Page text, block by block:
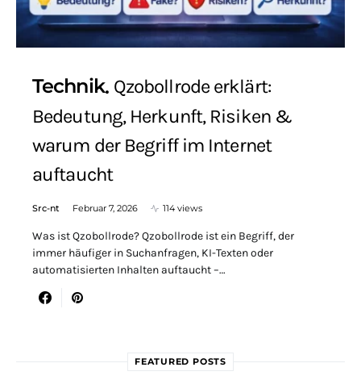
Technik Qzobollrode erklärt:
Bedeutung, Herkunft, Risiken &
warum der Begriff im Internet
auftaucht
Src-nt Februar 7, 2026 114 views
Was ist Qzobollrode? Qzobollrode ist ein Begriff, der
immer häufiger in Suchanfragen, KI-Texten oder
automatisierten Inhalten auftaucht –…
FEATURED POSTS